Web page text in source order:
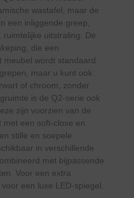
wastafel, maar de
een inliggende greep,
uitstraling. De
die een
meubel wordt standaard
maar u kunt ook
of chroom, zonder
is de Q2-serie ook
zijn voorzien van de
met een soft-close en
stille en soepele
in verschillende
met bijpassende
Voor een extra
een luxe LED-spiegel.